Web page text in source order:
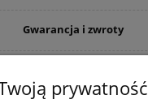
Gwarancja i zwroty
prywatność